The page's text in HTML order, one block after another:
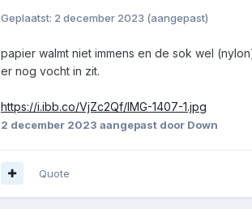
Geplaatst: 2 december 2023 (aangepast)
papier walmt niet immens en de sok wel
er nog vocht in zit.
https://i.ibb.co/VjZc2Qf/IMG-1407-1.jpg
2 december 2023 aangepast door Down
Quote